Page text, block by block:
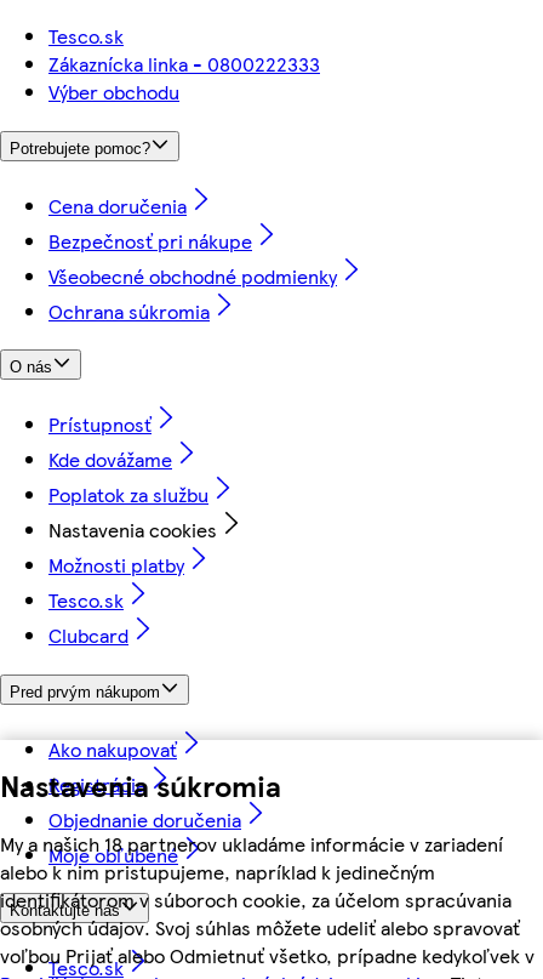
Nastavenia súkromia
My a našich 18 partnerov ukladáme informácie v zariadení
alebo k nim pristupujeme, napríklad k jedinečným
identifikátorom v súboroch cookie, za účelom spracúvania
osobných údajov. Svoj súhlas môžete udeliť alebo spravovať
voľbou Prijať alebo Odmietnuť všetko, prípadne kedykoľvek v
Tesco.sk
Zákaznícka linka - 0800222333
Výber obchodu
Potrebujete pomoc?
Cena doručenia
Bezpečnosť pri nákupe
Všeobecné obchodné podmienky
Ochrana súkromia
O nás
Prístupnosť
Kde dovážame
Poplatok za službu
Nastavenia cookies
Možnosti platby
Tesco.sk
Clubcard
Pred prvým nákupom
Ako nakupovať
Registrácia
Objednanie doručenia
Moje obľúbené
Kontaktujte nás
Tesco.sk